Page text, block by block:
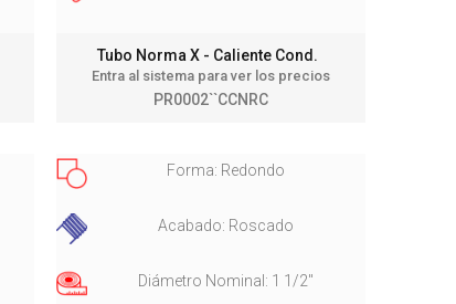
Tubo Norma X - Caliente Cond.
Entra al sistema para ver los precios
PR0002``CCNRC
Forma: Redondo
Acabado: Roscado
Diámetro Nominal: 1 1/2"